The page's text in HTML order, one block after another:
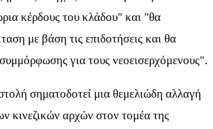
κέρδους του κλάδου" και "θα
με βάση τις επιδοτήσεις και θα
για τους νεοεισερχόμενους".
σηματοδοτεί μια θεμελιώδη αλλαγή
κινεζικών αρχών στον τομέα της